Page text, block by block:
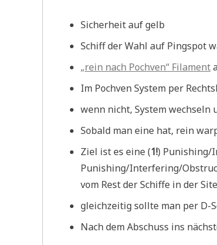
Sicherheit auf gelb
Schiff der Wahl auf Pingspot
„rein nach Pochven“ Filament
Im Pochven System per
wenn nicht, System
Sobald man eine hat, rein
Ziel ist es eine (1!) Punishing/
Punishing/Interfering/
vom Rest der Schiffe in der
gleichzeitig sollte man per D-
Nach dem Abschuss ins